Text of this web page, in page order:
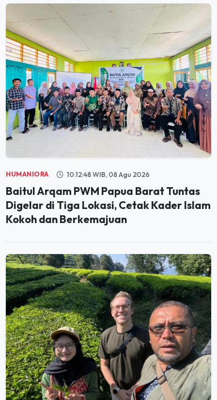
HUMANIORA 10:12:48 WIB, 08 Agu 2026
Baitul Arqam PWM Papua Barat Tuntas
Digelar di Tiga Lokasi, Cetak Kader Islam
Kokoh dan Berkemajuan